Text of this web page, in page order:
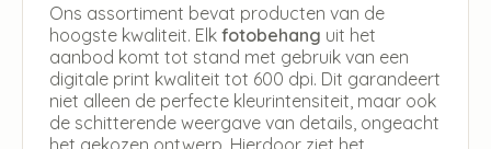
Ons assortiment bevat producten van de
hoogste kwaliteit. Elk fotobehang uit het
aanbod komt tot stand met gebruik van een
digitale print kwaliteit tot 600 dpi. Dit garandeert
niet alleen de perfecte kleurintensiteit, maar ook
de schitterende weergave van details, ongeacht
het gekozen ontwerp. Hierdoor ziet het